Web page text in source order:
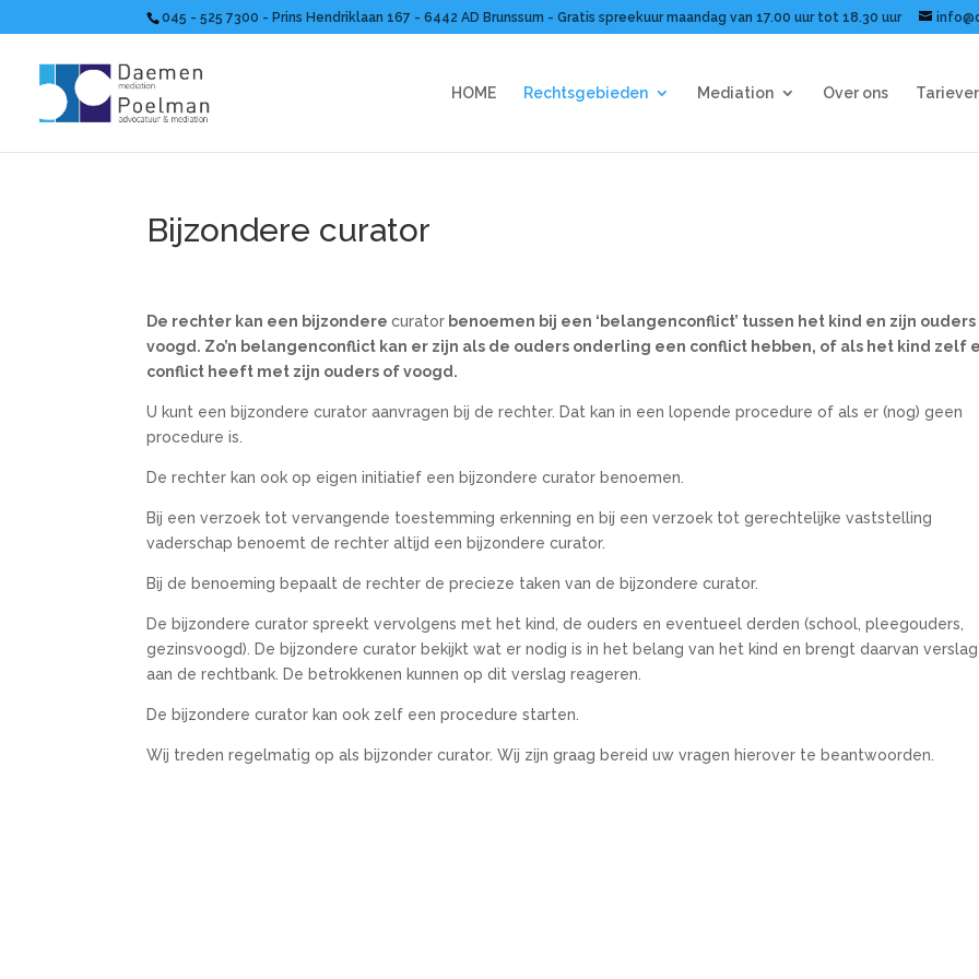
045 - 525 7300 - Prins Hendriklaan 167 - 6442 AD Brunssum - Gratis spreekuur maandag van 17.00 uur tot 18.30 uur
HOME Rechtsgebieden Mediation Over ons
Bijzondere curator
De rechter kan een bijzonderecurator benoemen bij een ‘belangenconflict’ tussen het kind en zijn
voogd. Zo’n belangenconflict kan er zijn als de ouders onderling een conflict hebben, of als het kind zelf
conflict heeft met zijn ouders of voogd.
U kunt een bijzondere curator aanvragen bij de rechter. Dat kan in een lopende procedure of als er (nog) geen
procedure is.
De rechter kan ook op eigen initiatief een bijzondere curator benoemen.
Bij een verzoek tot vervangende toestemming erkenning en bij een verzoek tot gerechtelijke vaststelling
vaderschap benoemt de rechter altijd een bijzondere curator.
Bij de benoeming bepaalt de rechter de precieze taken van de bijzondere curator.
De bijzondere curator spreekt vervolgens met het kind, de ouders en eventueel derden (school, pleegouders,
gezinsvoogd). De bijzondere curator bekijkt wat er nodig is in het belang van het kind en brengt daarvan
aan de rechtbank. De betrokkenen kunnen op dit verslag reageren.
De bijzondere curator kan ook zelf een procedure starten.
Wij treden regelmatig op als bijzonder curator. Wij zijn graag bereid uw vragen hierover te beantwoorden.